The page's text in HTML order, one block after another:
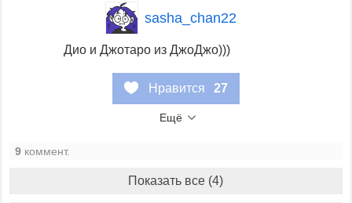
sasha_chan22
Дио и Джотаро из ДжоДжо)))
Нравится 27
Ещё
9 коммент.
Показать все (4)